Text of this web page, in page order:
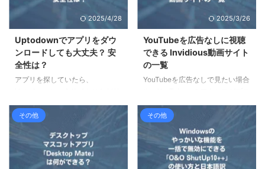
機能で置き換えできないかについ
て解説します。結論として、
の、個人で導入するメリットは少
ないと言えます。 ESETは安全？
ESETとは スロバキアは安全？
ESETとは 「ESET」とは、スロ
の概要 CamScannerは危険？
CamScannerの代替アプリ 6選
CamScannerの概要と、何が危険
と言われているのかについて解説
します。 CamScannerとは
「Cam ...
2025/4/28
Uptodownでアプリをダウ
ンロードしても大丈夫？ 安
全性は？
アプリを探していたら、
着いた、ということがあるかもし
れません。Uptodownは、
できる非公式のアプリストアで
す。利用しても大丈夫でしょう
か？ この記事では、Uptodownの
2025/3/26
YouTubeを広告なしに視聴
できる Invidious動画サイト
の一覧
YouTubeを広告なしで見たい場合
ックされている場合に便利なサー
ビスが、Invidiousです。
Invidiousを利用すれば、Google
アカウントとも紐づかないので、
プライバシーも保護されます。こ
の記事では、Invidiousの概要
その他 その他